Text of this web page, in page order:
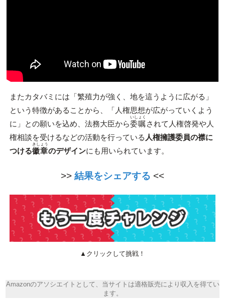
またカタバミには「繁殖力が強く、地を這うように広がる」
という特徴があることから、「人権思想が広がっていくよう
に」との願いを込め、法務大臣から委嘱
いしょく
されて人権啓発や人
権相談を受けるなどの活動を行っている 人権擁護委員の襟に
つける徽章
きしょう
のデザインにも用いられています。
>> 結果をシェアする <<
▲クリックして挑戦！
Amazonのアソシエイトとして、当サイトは適格販売により収入を得てい
ます。